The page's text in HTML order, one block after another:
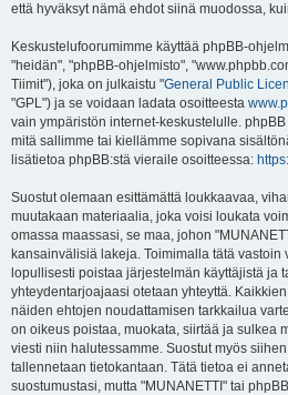
että hyväksyt nämä ehdot siinä muodossa,
Keskustelufoorumimme käyttää phpBB-
"heidän", "phpBB-ohjelmisto",
Tiimit"), joka on julkaistu "General Public
"GPL") ja se voidaan ladata osoitteesta
vain ympäristön internet-keskustelulle.
mitä sallimme tai kiellämme sopivana
lisätietoa phpBB:stä vieraile osoitteessa:
Suostut olemaan esittämättä loukkaavaa,
muutakaan materiaalia, joka voisi loukata
omassa maassasi, se maa, johon
kansainvälisiä lakeja. Toimimalla tätä
lopullisesti poistaa järjestelmän käyttäjistä ja
yhteydentarjoajaasi otetaan yhteyttä.
näiden ehtojen noudattamisen tarkkailua
on oikeus poistaa, muokata, siirtää ja sulkea
viesti niin halutessamme. Suostut myös
tallennetaan tietokantaan. Tätä tietoa ei
suostumustasi, mutta "MUNANETTI" tai